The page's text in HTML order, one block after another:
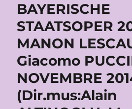
BAYERISCHE
STAATSOPER
MANON
Giacomo
NOVEMBRE
(Dir.mus:Alain